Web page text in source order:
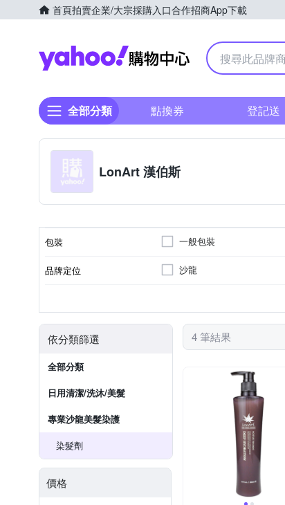
首頁拍賣企業/大宗採購入口合作招商App下載
Yahoo購物中心
全部分類 點換券 登記送
LonArt 漢伯斯
包裝 一般包裝
品牌定位 沙龍
依分類篩選
全部分類
日用清潔/洗沐/美髮
專業沙龍美髮染護
染髮劑
價格
4 筆結果